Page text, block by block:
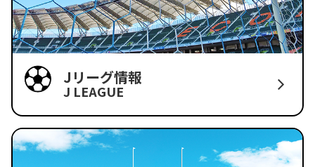
Jリーグ情報
J LEAGUE